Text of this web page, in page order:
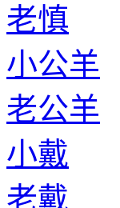
老慎
小公羊
老公羊
小戴
老戴